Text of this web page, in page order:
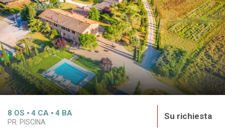
8 OS 4 CA 4 BA
PR. PISCINA
Su richiesta